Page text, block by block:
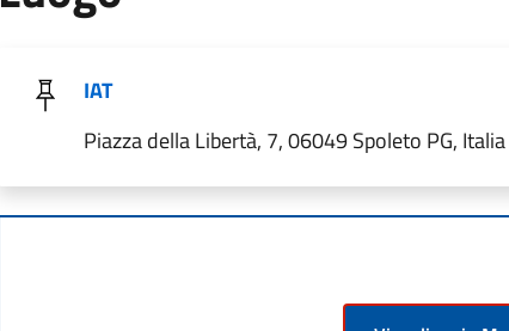
IAT
Piazza della Libertà, 7, 06049 Spoleto PG, Italia